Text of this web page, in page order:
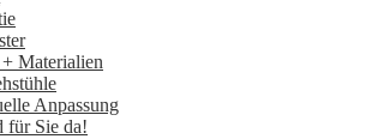
Materialien
Anpassung
für Sie da!